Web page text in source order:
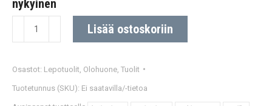
907,00 €.479,00 €.
nykyinen
1-
tuoli.
Sevilla
Lisää ostoskoriin
Osastot: Lepotuolit Olohuone Tuolit
Tuotetunnus (SKU): Ei saatavilla/-tietoa